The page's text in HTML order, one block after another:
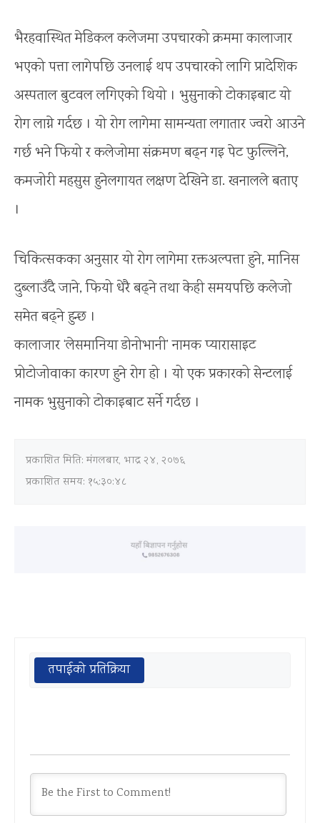
भैरहवास्थित मेडिकल कलेजमा उपचारको क्रममा कालाजार
भएको पत्ता लागेपछि उनलाई थप उपचारको लागि प्रादेशिक
अस्पताल बुटवल लगिएको थियो । भुसुनाको टोकाइबाट यो
रोग लाग्ने गर्दछ । यो रोग लागेमा सामन्यता लगातार ज्वरो आउने
गर्छ भने फियो र कलेजोमा संक्रमण बढ्न गइ पेट फुल्लिने,
कमजोरी महसुस हुनेलगायत लक्षण देखिने डा. खनालले बताए
।
चिकित्सकका अनुसार यो रोग लागेमा रक्तअल्पत्ता हुने, मानिस
दुब्लाउँदै जाने, फियो धेरै बढ्ने तथा केही समयपछि कलेजो
समेत बढ्ने हुन्छ ।
कालाजार ‘लेसमानिया डोनोभानी’ नामक प्यारासाइट
प्रोटोजोवाका कारण हुने रोग हो । यो एक प्रकारको सेन्टलाई
नामक भुसुनाको टोकाइबाट सर्ने गर्दछ ।
प्रकाशित मिति:मंगलबार, भाद्र २४, २०७६
प्रकाशित समय: १५:३०:४८
तपाईको प्रतिक्रिया